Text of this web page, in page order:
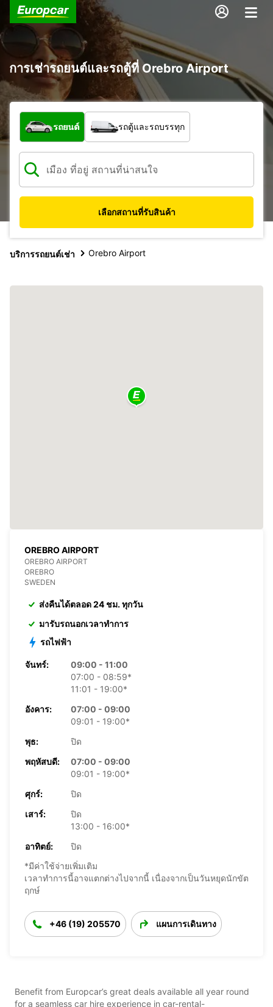
การเช่ารถยนต์และรถตู้ที่ Orebro Airport
รถประเภทใด
รถยนต์ รถตู้และรถบรรทุก
เลือกสถานที่รับสินค้า
บริการรถยนต์เช่า Orebro Airport
OREBRO AIRPORT
OREBRO AIRPORT
OREBRO
SWEDEN
ส่งคืนได้ตลอด 24 ชม. ทุกวัน
มารับรถนอกเวลาทำการ
รถไฟฟ้า
จันทร์:
09:00 - 11:00
07:00 - 08:59*
11:01 - 19:00*
อังคาร:
07:00 - 09:00
09:01 - 19:00*
พุธ:
ปิด
พฤหัสบดี:
07:00 - 09:00
09:01 - 19:00*
ศุกร์:
ปิด
เสาร์:
ปิด
13:00 - 16:00*
อาทิตย์:
ปิด
*มีค่าใช้จ่ายเพิ่มเติม
เวลาทำการนี้อาจแตกต่างไปจากนี้ เนื่องจากเป็นวันหยุดนักขัต
ฤกษ์
+46 (19) 205570 แผนการเดินทาง
Benefit from Europcar’s great deals available all year round
for a seamless car hire experience in car-rental-